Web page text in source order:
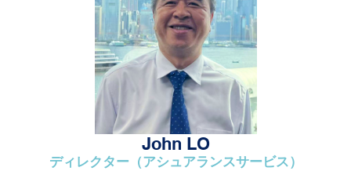
John LO
ディレクター（アシュアランスサービス）